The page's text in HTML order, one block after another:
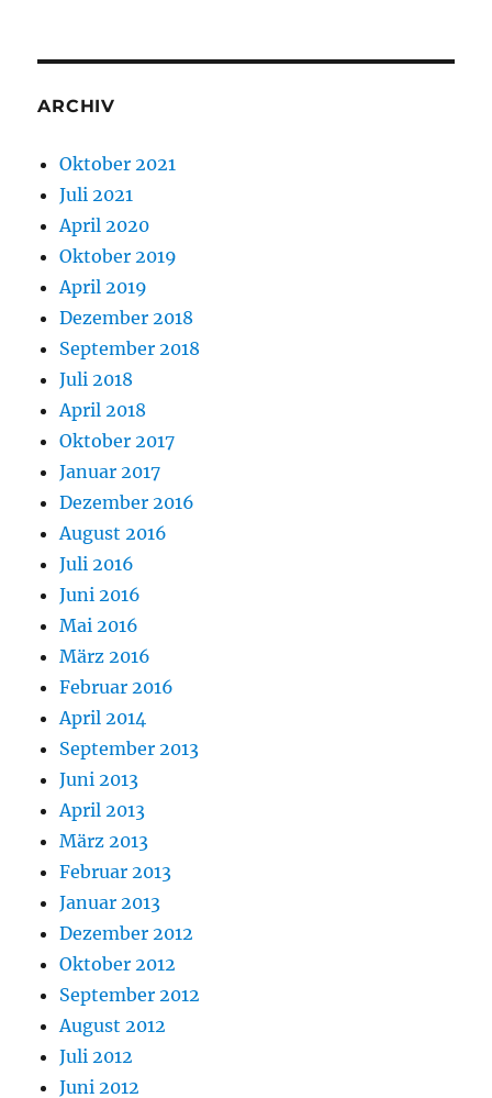
ARCHIV
Oktober 2021
Juli 2021
April 2020
Oktober 2019
April 2019
Dezember 2018
September 2018
Juli 2018
April 2018
Oktober 2017
Januar 2017
Dezember 2016
August 2016
Juli 2016
Juni 2016
Mai 2016
März 2016
Februar 2016
April 2014
September 2013
Juni 2013
April 2013
März 2013
Februar 2013
Januar 2013
Dezember 2012
Oktober 2012
September 2012
August 2012
Juli 2012
Juni 2012